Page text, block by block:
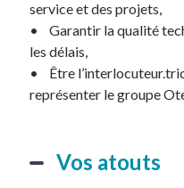
service et des projets,
• Garantir la qualité
les délais,
• Être
représenter le groupe
Vos atouts